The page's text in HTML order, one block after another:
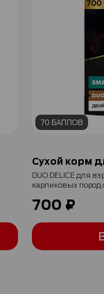
70 БАЛЛОВ
Сухой корм
DUO DELICE для
карликовых пород
700 ₽